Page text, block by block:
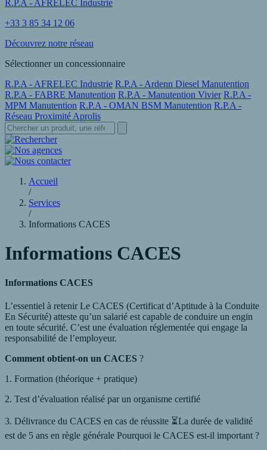
R.P.A - AFRELEC Industrie
+33 3 85 34 12 06
Découvrez notre réseau
Sélectionner un concessionnaire
R.P.A - AFRELEC Industrie R.P.A - Ardenn Diesel Manutention
R.P.A - FABRE Manutention R.P.A - Manutention Vivier R.P.A -
MPM Manutention R.P.A - OMAN BSM Manutention R.P.A -
Réseau Proximité Aprolis
Accueil
/
Services
/
Informations CACES
Informations CACES
Informations CACES
L’essentiel à retenir Le CACES (Certificat d’Aptitude à la Conduite
En Sécurité) atteste qu’un salarié est capable de conduire un engin
en toute sécurité. C’est une évaluation réglementée qui engage la
responsabilité de l’employeur.
Comment obtient-on un CACES ?
1. Formation (théorique + pratique)
2. Test d’évaluation réalisé par un organisme certifié
3. Délivrance du CACES en cas de réussite ⏳La durée de validité
est de 5 ans en règle générale Pourquoi le CACES est-il important ?